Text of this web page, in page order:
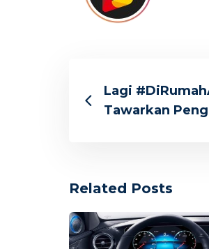
Lagi
Tawarkan
Related Posts